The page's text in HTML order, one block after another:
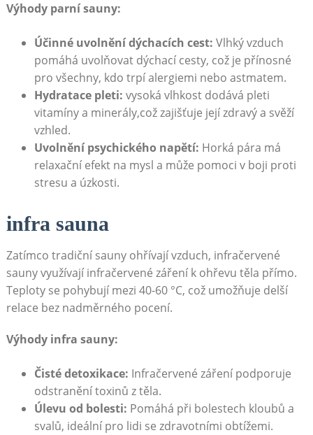
Výhody parní sauny:
Účinné uvolnění dýchacích cest: Vlhký vzduch
pomáhá uvolňovat dýchací cesty, což je přínosné
pro všechny, kdo trpí alergiemi nebo astmatem.
Hydratace pleti: vysoká vlhkost dodává pleti
vitamíny a minerály,což zajišťuje její zdravý a svěží
vzhled.
Uvolnění psychického napětí: Horká pára má
relaxační efekt na mysl a může pomoci v boji proti
stresu a úzkosti.
infra sauna
Zatímco tradiční sauny ohřívají vzduch, infračervené
sauny využívají infračervené záření k ohřevu těla přímo.
Teploty se pohybují mezi 40-60 °C, což umožňuje delší
relace bez nadměrného pocení.
Výhody infra sauny:
Čisté detoxikace: Infračervené záření podporuje
odstranění toxinů z těla.
Úlevu od bolesti: Pomáhá při bolestech kloubů a
svalů, ideální pro lidi se zdravotními obtížemi.